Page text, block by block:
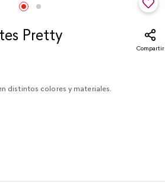
Pretty
Compartir
distintos colores y materiales.